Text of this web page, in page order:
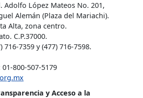
Adolfo López Mateos No. 201,
Alemán (Plaza del Mariachi).
Alta, zona centro.
C.P.37000.
716-7359 y (477) 716-7598.
800-507-5179
y Acceso a la